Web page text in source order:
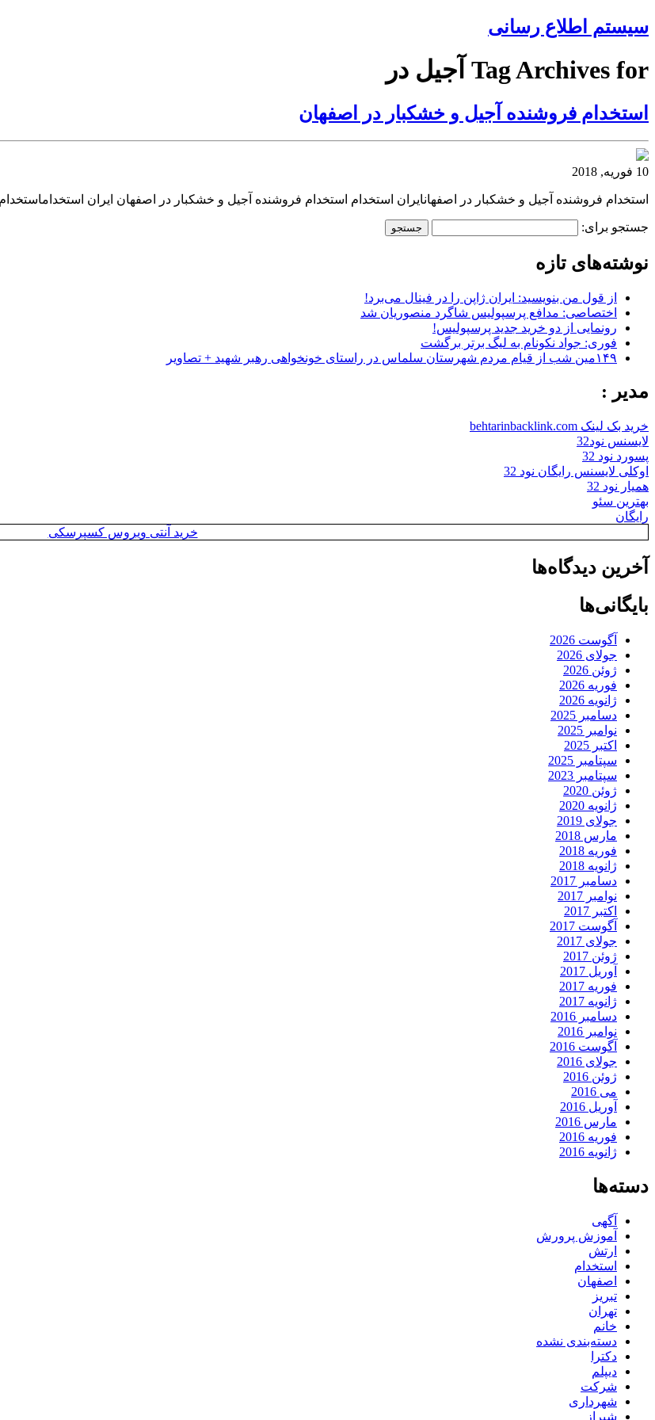
سیستم اطلاع رسانی
Tag Archives for آجیل در
استخدام فروشنده آجیل و خشکبار در اصفهان
10 فوریه, 2018
استخدام فروشنده آجیل و خشکبار در اصفهانایران استخدام استخدام فروشنده آجیل و خشکبار در اصفهان ایران
جستجو برای:
نوشته‌های تازه
از قول من بنویسید: ایران ژاپن را در فینال می‌برد!
اختصاصی: مدافع پرسپولیس شاگرد منصوریان شد
رونمایی از دو خرید جدید پرسپولیس!
فوری: جواد نکونام به لیگ برتر برگشت
۱۴۹مین شب از قیام مردم شهرستان سلماس در راستای خونخواهی رهبر شهید + تصاویر
مدیر :
خرید بک لینک behtarinbacklink.com
لایسنس نود32
پسورد نود 32
اوکلی لایسنس رایگان نود 32
همیار نود 32
بهترین سئو
رایگان
خرید آنتی ویروس کسپرسکی
آخرین دیدگاه‌ها
بایگانی‌ها
آگوست 2026
جولای 2026
ژوئن 2026
فوریه 2026
ژانویه 2026
دسامبر 2025
نوامبر 2025
اکتبر 2025
سپتامبر 2025
سپتامبر 2023
ژوئن 2020
ژانویه 2020
جولای 2019
مارس 2018
فوریه 2018
ژانویه 2018
دسامبر 2017
نوامبر 2017
اکتبر 2017
آگوست 2017
جولای 2017
ژوئن 2017
آوریل 2017
فوریه 2017
ژانویه 2017
دسامبر 2016
نوامبر 2016
آگوست 2016
جولای 2016
ژوئن 2016
می 2016
آوریل 2016
مارس 2016
فوریه 2016
ژانویه 2016
دسته‌ها
آگهی
آموزش پرورش
ارتش
استخدام
اصفهان
تبریز
تهران
خانم
دسته‌بندی نشده
دکترا
دیپلم
شرکت
شهرداری
شیراز